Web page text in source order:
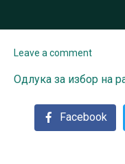
Leave a comment
Одлука за избор на
Facebook